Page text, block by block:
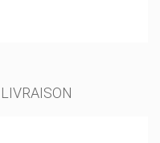
LIVRAISON